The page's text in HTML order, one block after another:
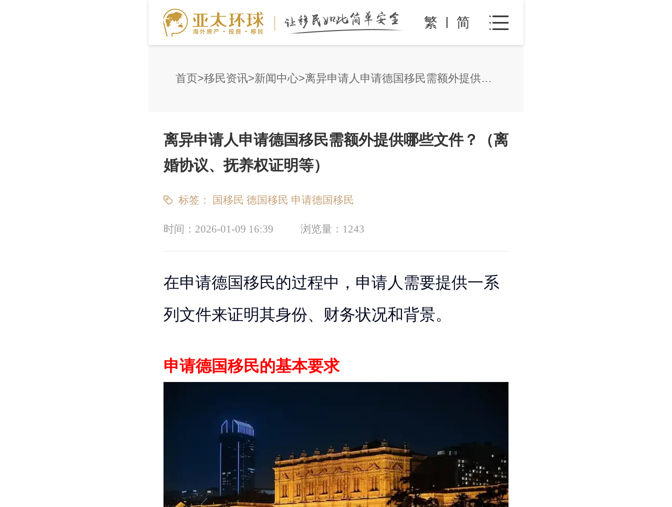
繁 简
首页 移民资讯 新闻中心 离异申请人申请德国移民需额外提供哪些文件？（离婚协议、抚养权证明等）
离异申请人申请德国移民需额外提供哪些文件？（离
婚协议、抚养权证明等）
标签： 国移民 德国移民 申请德国移民
时间： 2026-01-09 16:39 浏览量： 1243
在申请德国移民的过程中，申请人需要提供一系
列文件来证明其身份、财务状况和背景。
申请德国移民的基本要求